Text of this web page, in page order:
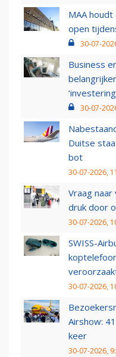
MAA
open
30-07-
Business
30-07-
Duitse
bot
30-07-2026,
Vraag
druk door
30-07-2026,
SWISS-
30-07-2026,
Airshow:
keer
30-07-2026,